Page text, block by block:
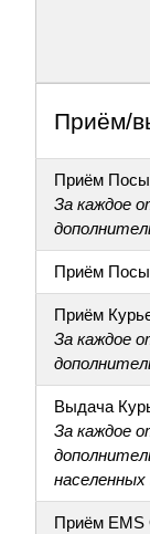
Приём/
Приём
За каждое
Приём
Приём
За каждое
Выдача
За каждое
Приём EMS